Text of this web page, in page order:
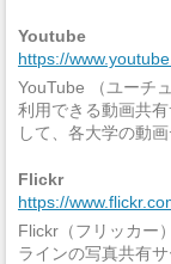
Youtube
https://
YouTube （ユーチ
利用できる動画共
して、各大学の動
Flickr
https://
Flickr（フリッカー
ラインの写真共有